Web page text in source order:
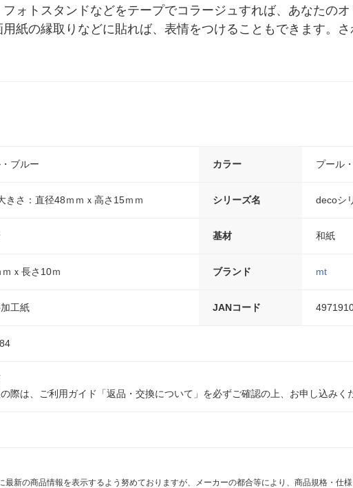
ォトスタンドなどをテープでコラージュすれば、あなたの
紙の縁取りなどに貼れば、表情をつけることもできます。
ブルー カラー プール
きさ：直径48ｍｍｘ高さ15ｍｍ シリーズ名 decoシ
基材 和紙
ｘ長さ10ｍ ブランド mt
工紙 JANコード
際は、ご利用ガイド「返品・交換について」を必ずご確認の上、お申し込みく
最新の商品情報を表示するよう努めておりますが、メーカーの都合等により、商品規格・仕